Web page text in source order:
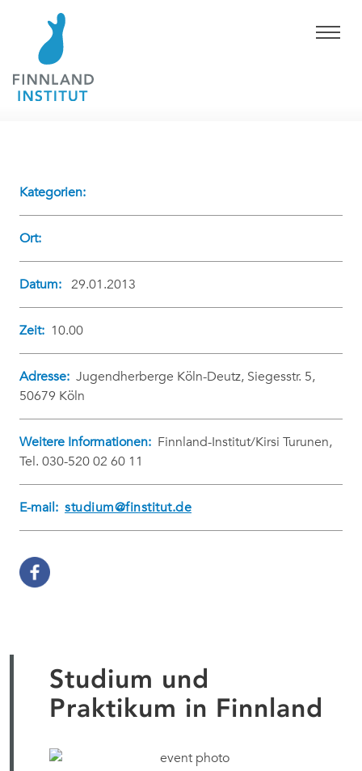
Kategorien:
Ort:
Datum: 29.01.2013
Zeit: 10.00
Adresse: Jugendherberge Köln-Deutz, Siegesstr. 5,
50679 Köln
Weitere Informationen: Finnland-Institut/Kirsi Turunen,
Tel. 030-520 02 60 11
E-mail: studium@finstitut.de
Studium und
Praktikum in Finnland